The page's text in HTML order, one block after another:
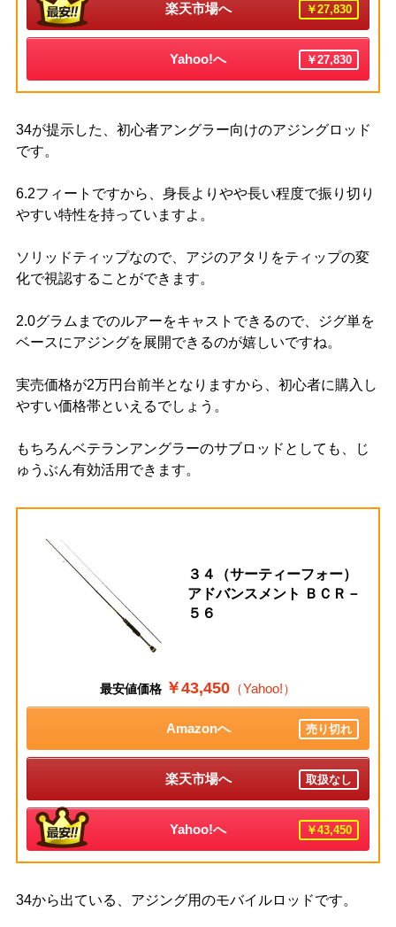
楽天市場へ ￥27,830
Yahoo!へ ￥27,830
34が提示した、初心者アングラー向けのアジングロッド
です。
6.2フィートですから、身長よりやや長い程度で振り切り
やすい特性を持っていますよ。
ソリッドティップなので、アジのアタリをティップの変
化で視認することができます。
2.0グラムまでのルアーをキャストできるので、ジグ単を
ベースにアジングを展開できるのが嬉しいですね。
実売価格が2万円台前半となりますから、初心者に購入し
やすい価格帯といえるでしょう。
もちろんベテランアングラーのサブロッドとしても、じ
ゅうぶん有効活用できます。
３４（サーティーフォー）
アドバンスメント ＢＣＲ－
５６
最安値価格 ￥43,450 （Yahoo!）
Amazonへ 売り切れ
楽天市場へ 取扱なし
Yahoo!へ ￥43,450
34から出ている、アジング用のモバイルロッドです。